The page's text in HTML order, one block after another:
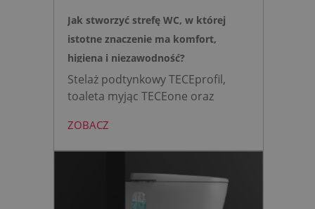
Jak stworzyć strefę WC, w której
istotne znaczenie ma komfort,
higiena i niezawodność?
Stelaż podtynkowy TECEprofil,
toaleta myjąc TECEone oraz
mini to zestaw, który warto
wybrać, gdy zależy nam na
bezpiecznej strefie WC. Zamiast
skomplikowanej i podatnej na
ZOBACZ